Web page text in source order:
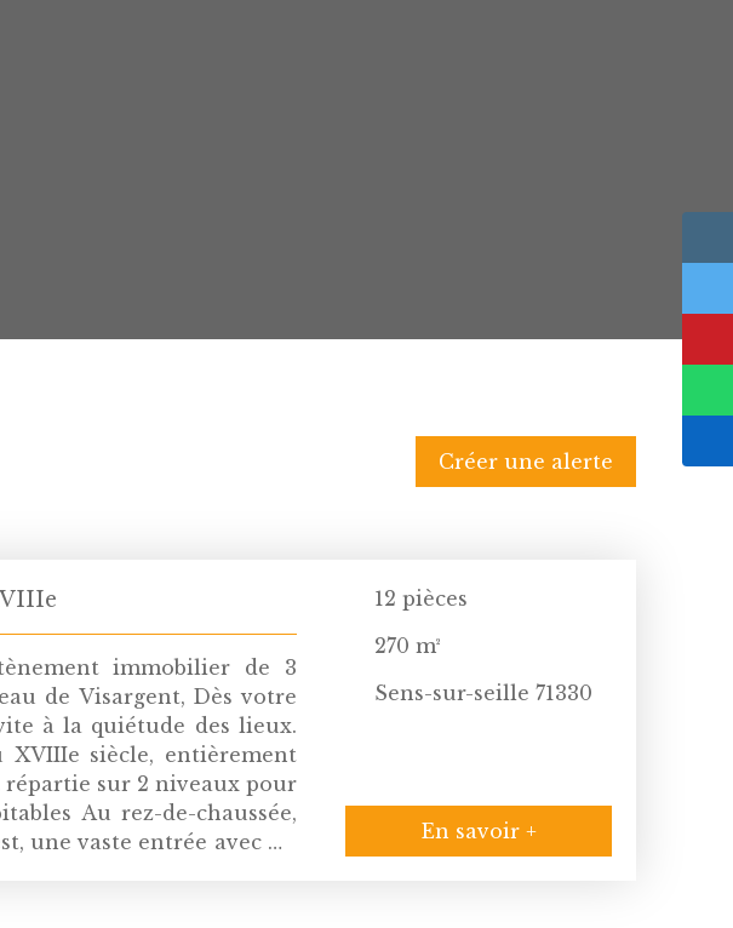
Créer une alerte
immobilier de 3
de Visargent, Dès votre
à la quiétude des lieux.
siècle, entièrement
répartie sur 2 niveaux pour
Au rez-de-chaussée,
une vaste entrée avec un
12 pièces
270 m²
Sens-sur-seille 71330
En savoir +